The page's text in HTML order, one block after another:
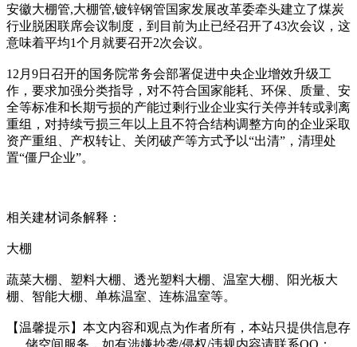
安徽大棚管,大棚管,镀锌钢管国家发展改革委牵头建立了煤炭
行业脱困联席会议制度，到目前为止已经召开了43次会议，这
意味着平均1个月就要召开2次会议。
12月9日召开的国务院常务会部署促进中央企业增效升级工
作，要求加强分类指导，对不符合国家能耗、环保、质量、安
全等标准和长期亏损的产能过剩行业企业实行关停并转或剥离
重组，对持续亏损三年以上且不符合结构调整方向的企业采取
资产重组、产权转让、关闭破产等方式予以“出清”，清理处
置“僵尸企业”。
相关建材词条解释：
大棚
蔬菜大棚、塑料大棚、透光塑料大棚、温室大棚、阳光板大
棚、智能大棚、单栋温室、连栋温室等。
【温馨提示】本文内容和观点为作者所有，本站只提供信息存
储空间服务，如有涉嫌抄袭/侵权/违规内容请联系QQ：